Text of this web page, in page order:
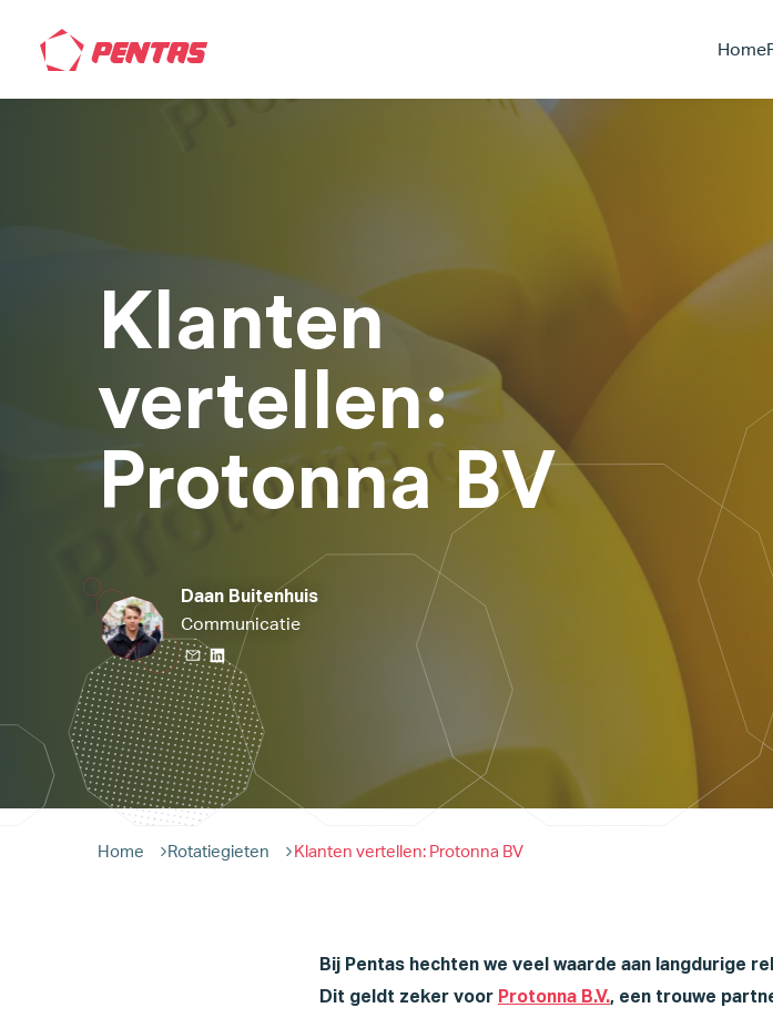
Home
Klanten
vertellen:
Protonna BV
Daan Buitenhuis
Communicatie
Home Rotatiegieten Klanten vertellen: Protonna BV
Bij Pentas hechten we veel waarde aan langdurige
Dit geldt zeker voor Protonna B.V., een trouwe